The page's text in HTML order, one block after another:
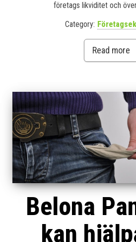
företags likviditet och
Category:
Read more
Belona
kan